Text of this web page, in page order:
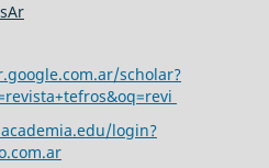
scholar?
login?